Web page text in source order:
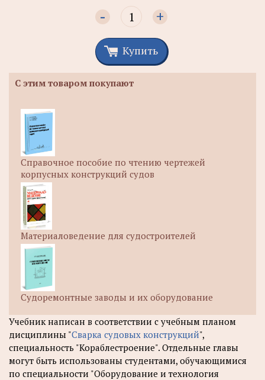
- +
Купить
С этим товаром покупают
Справочное пособие по чтению чертежей
корпусных конструкций судов
Материаловедение для судостроителей
Судоремонтные заводы и их оборудование
Учебник написан в соответствии с учебным планом
дисциплины "Сварка судовых конструкций",
специальность "Кораблестроение". Отдельные главы
могут быть использованы студентами, обучающимися
по специальности "Оборудование и технология